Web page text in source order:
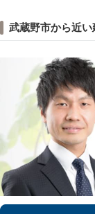
武蔵野市から近